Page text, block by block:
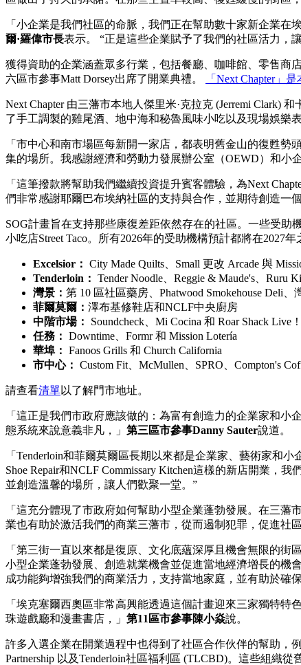
「小企業是我們社區的命脈，我們正在幫助數十家新企業在
爾·羅偉市長表示。 “正是這些企業賦予了我們的社區活力，
獲得資助的企業涵蓋眾多行業，包括餐廳、咖啡館、零售商
六區市參事Matt Dorsey出席了開業典禮。
「Next Chapter」
Next Chapter 由三藩市本地人傑里米·克拉克 (Jerremi Clark)
了手工調製的雞尾酒、地中海和秘魯風味小吃以及現場娛樂
「市中心和南市場區每新開一家店，都表明舊金山的復甦勢
集的場所。我感謝經濟和勞動力發展辦公室（OEWD）和小
「這筆撥款將幫助我們繼續投資提升賓客體驗，為Next
們非常感謝耶爾巴布埃納社區的支持與合作，並期待創造一
SOG計畫旨在支持那些康復差距依然存在的社區。一些受助
小吃店Street Taco。所有2026年的受助機構預計都將在2027
Excelsior： City Made Quilts、Small 更改 Arcade 與
Tenderloin： Tender Noodle、Reggie & Maude's、Ruru
灣景： 第 10 區社區藥房、Phatwood Smokehouse Deli
菲爾莫爾： 澤布基修鞋店和NCLF中央廚房
中階市場：
Soundcheck、Mi Cocina 和 Roar Shack Live！
任務： Downtime、Formr 和 Mission Lotería
華埠： Fanoos Grills 和 Church California
市中心： Custom Fit、McMullen、SPRO、Compton's
請查看清單以了解門市地址。
「這正是我們市政府應該做的：為富有創造力的企業家和
態系統來說意義非凡，」 第三區市參事Danny Sauter說道。
「Tenderloin和菲爾莫爾區長期以來都是企業家、藝術家和小
Shoe Repair和NCLF Commissary Kitchen這樣的新店開業，我
並創造溫馨的場所，讓人們歡聚一堂。”
「這充分體現了市政府如何幫助小型企業蓬勃發展。在三
業也有助於激活我們的商業三藩市，從而遏制犯罪，促進社
「第三街一直以來都是復原、文化底蘊深厚且機會無限的街
小型企業蓬勃發展、創造就業機會並促進當地經濟增長的機
成功能夠增強我們的商業活力，支持當地家庭，並有助於確
「埃克塞爾西奧區非常高興能透過這個計畫迎來三家獨特
珠遊戲廳和漫畫書店，」 第11區市參事陳小焱說。
許多入選企業在開業過程中也得到了社區合作伙伴的幫助，
Partnership 以及Tenderloin社區福利區 (TLCBD)。這些組織